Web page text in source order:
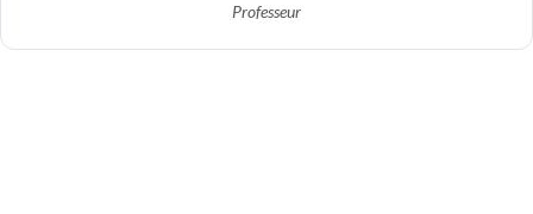
Professeur